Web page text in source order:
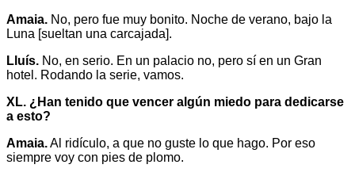
Amaia. No, pero fue muy bonito. Noche de verano, bajo la
Luna [sueltan una carcajada].
Lluís. No, en serio. En un palacio no, pero sí en un Gran
hotel. Rodando la serie, vamos.
XL. ¿Han tenido que vencer algún miedo para dedicarse
a esto?
Amaia.Al ridículo, a que no guste lo que hago. Por eso
siempre voy con pies de plomo.